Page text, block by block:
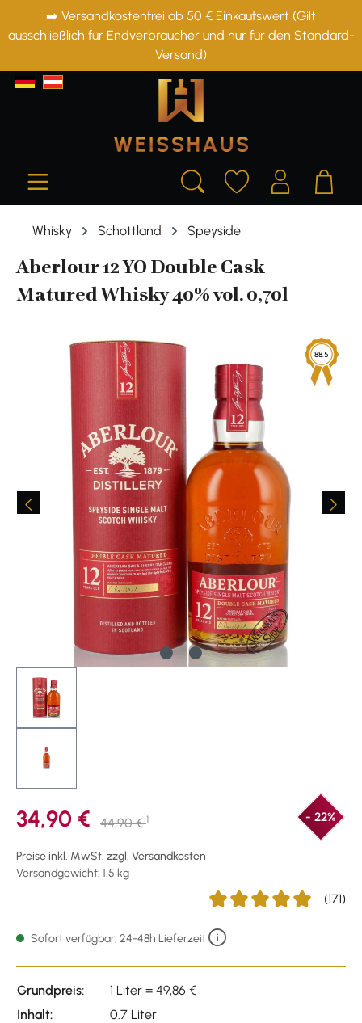
springen
➡️ Versandkostenfrei ab 50 € Einkaufswert (Gilt
ausschließlich für Endverbraucher und nur für den Standard-
Versand)
Whisky Schottland Speyside
Aberlour 12 YO Double Cask
Matured Whisky 40% vol. 0,70l
Bildergalerie überspringen
88.5
34,90 € 44,90 €1 - 22%
Preise inkl. MwSt. zzgl. Versandkosten
Versandgewicht: 1.5 kg
(171)
Sofort verfügbar, 24-48h Lieferzeit
Grundpreis:
1 Liter = 49,86 €
Inhalt:
0.7 Liter